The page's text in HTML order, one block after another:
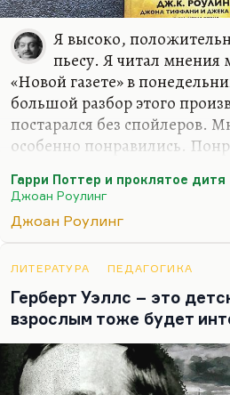
Я высоко,
пьесу. Я читал мнения
«Новой газете» в
большой разбор этого
постарался без спойлеров.
особенно понравились.
Миледи не было. Не сочтите
для меня важно. Ну и потом,
Всё это давно напечатано в
Что касается второго
Там потрясающе дана тема
бессилия, когда ты
мальчика своего или
Дамблдор с портрета
прийти. И она придёт». И
буквально…
Гарри Поттер и проклятое дитя
Джоан Роулинг
Джоан Роулинг
ЛИТЕРАТУРА ПЕДАГОГИКА
Герберт Уэллс – это
взрослым тоже будет